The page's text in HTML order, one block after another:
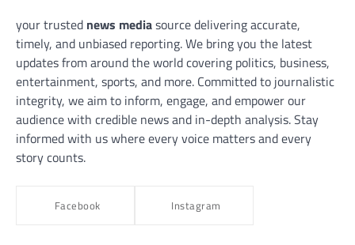
your trusted news mediasource delivering accurate,
timely, and unbiased reporting. We bring you the latest
updates from around the world covering politics, business,
entertainment, sports, and more. Committed to journalistic
integrity, we aim to inform, engage, and empower our
audience with credible news and in-depth analysis. Stay
informed with us where every voice matters and every
story counts.
Facebook Instagram